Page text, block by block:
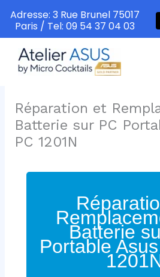
contenu
Réparation et
Batterie sur PC
PC 1201N
Batterie
Portable
Adresse: 3 Rue Brunel 75017
Paris / Tel: 09 54 37 04 03